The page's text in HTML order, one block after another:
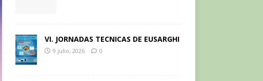
VI. JORNADAS TECNICAS DE EUSARGHI
9 julio, 2026 0